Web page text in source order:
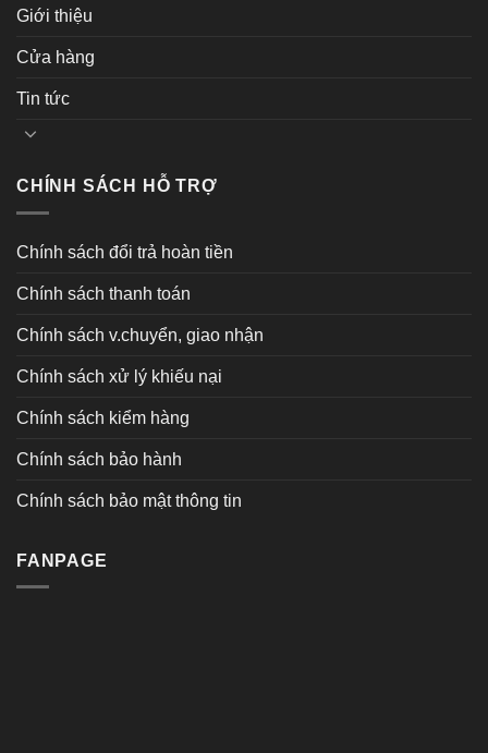
Giới thiệu
Cửa hàng
Tin tức
CHÍNH SÁCH HỖ TRỢ
Chính sách đổi trả hoàn tiền
Chính sách thanh toán
Chính sách v.chuyển, giao nhận
Chính sách xử lý khiếu nại
Chính sách kiểm hàng
Chính sách bảo hành
Chính sách bảo mật thông tin
FANPAGE